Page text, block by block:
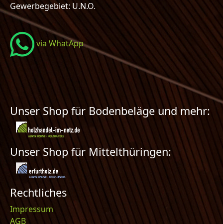
Gewerbegebiet: U.N.O.
via WhatApp
Unser Shop für Bodenbeläge und mehr:
Unser Shop für Mittelthüringen:
Rechtliches
Impressum
AGB